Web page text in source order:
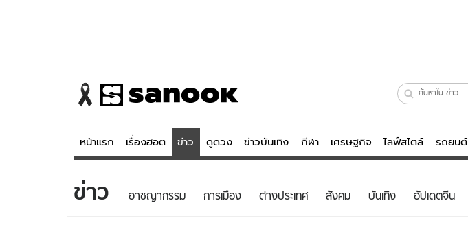
หน้าแรก เรื่องฮอต ข่าว ดูดวง ข่าวบันเทิง กีฬา เศรษฐกิจ ไลฟ์สไตล์ รถยนต์
ข่าว ดูดวง - ตรวจหวย ไลฟ์สไตล์
ข่าว อาชญากรรม การเมือง ต่างประเทศ สังคม บันเทิง อัปเดตจีน